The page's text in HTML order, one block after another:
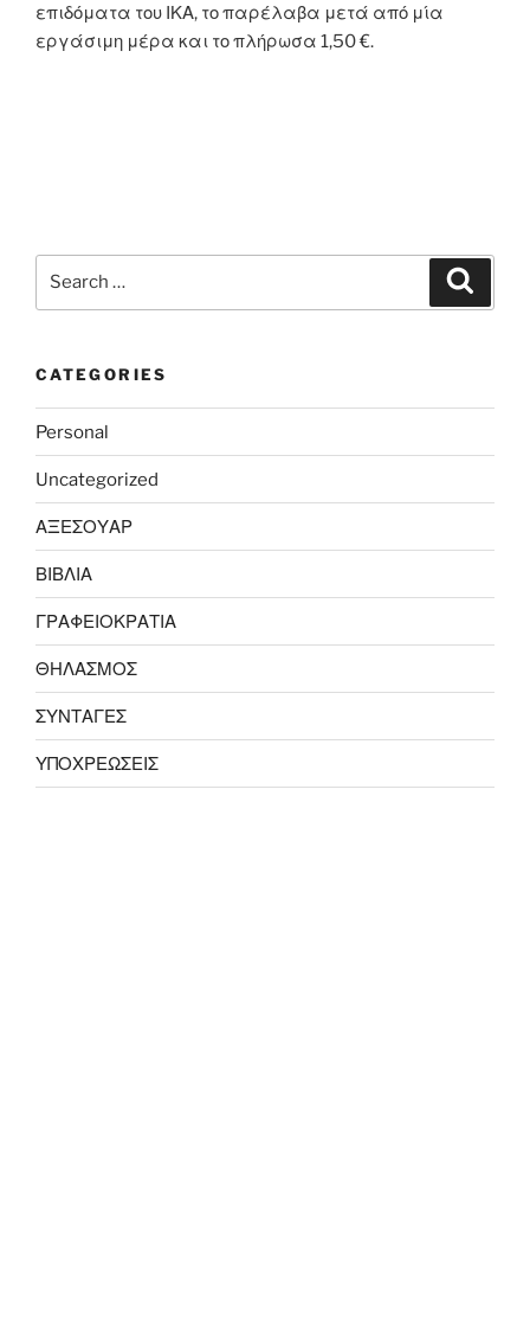
επιδόματα του ΙΚΑ, το παρέλαβα μετά από μία
εργάσιμη μέρα και το πλήρωσα 1,50 €.
CATEGORIES
Personal
Uncategorized
ΑΞΕΣΟΥΑΡ
ΒΙΒΛΙΑ
ΓΡΑΦΕΙΟΚΡΑΤΙΑ
ΘΗΛΑΣΜΟΣ
ΣΥΝΤΑΓΕΣ
ΥΠΟΧΡΕΩΣΕΙΣ